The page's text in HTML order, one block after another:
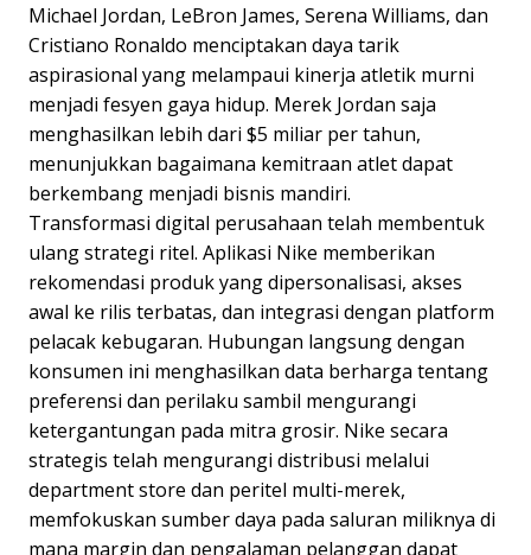
Michael Jordan, LeBron James, Serena Williams, dan
Cristiano Ronaldo menciptakan daya tarik
aspirasional yang melampaui kinerja atletik murni
menjadi fesyen gaya hidup. Merek Jordan saja
menghasilkan lebih dari $5 miliar per tahun,
menunjukkan bagaimana kemitraan atlet dapat
berkembang menjadi bisnis mandiri.
Transformasi digital perusahaan telah membentuk
ulang strategi ritel. Aplikasi Nike memberikan
rekomendasi produk yang dipersonalisasi, akses
awal ke rilis terbatas, dan integrasi dengan platform
pelacak kebugaran. Hubungan langsung dengan
konsumen ini menghasilkan data berharga tentang
preferensi dan perilaku sambil mengurangi
ketergantungan pada mitra grosir. Nike secara
strategis telah mengurangi distribusi melalui
department store dan peritel multi-merek,
memfokuskan sumber daya pada saluran miliknya di
mana margin dan pengalaman pelanggan dapat